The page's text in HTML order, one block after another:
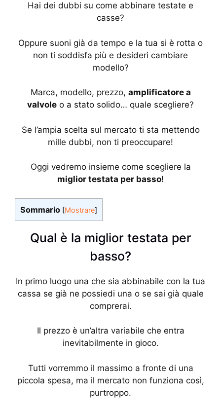
Hai dei dubbi su come abbinare testate e
casse?
Oppure suoni già da tempo e la tua si è rotta o
non ti soddisfa più e desideri cambiare
modello?
Marca, modello, prezzo, amplificatore a
valvole o a stato solido… quale scegliere?
Se l’ampia scelta sul mercato ti sta mettendo
mille dubbi, non ti preoccupare!
Oggi vedremo insieme come scegliere la
miglior testata per basso!
Sommario [Mostrare]
Qual è la miglior testata per
basso?
In primo luogo una che sia abbinabile con la tua
cassa se già ne possiedi una o se sai già quale
comprerai.
Il prezzo è un’altra variabile che entra
inevitabilmente in gioco.
Tutti vorremmo il massimo a fronte di una
piccola spesa, ma il mercato non funziona così,
purtroppo.